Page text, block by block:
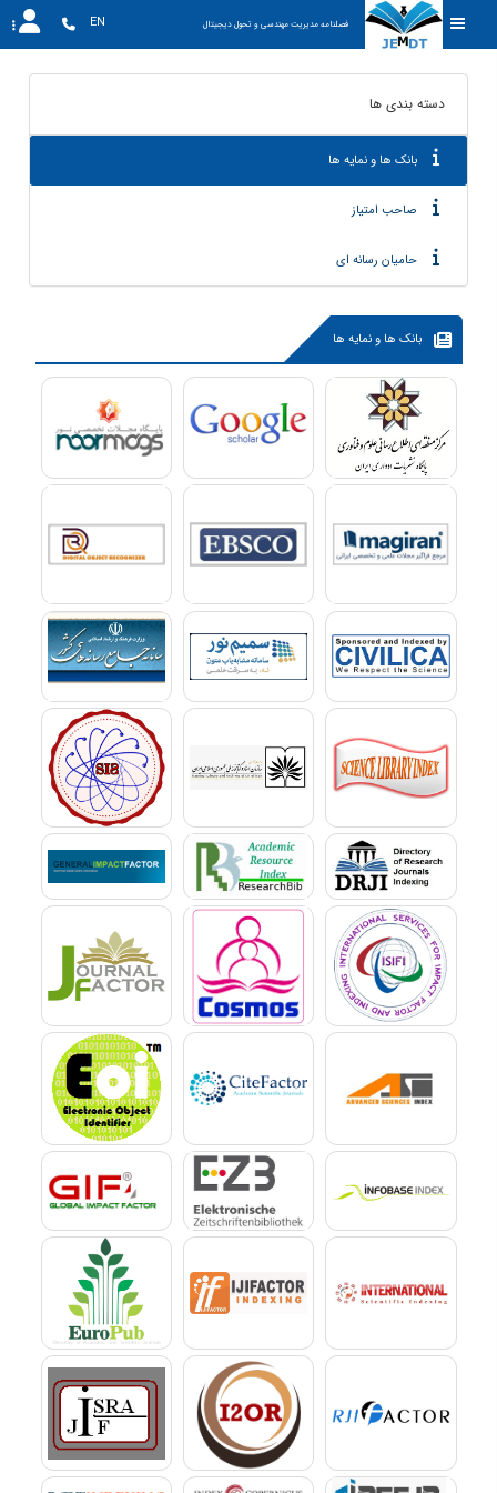
فصلنامه مدیریت مهندسی و تحول دیجیتال EN
دسته بندی ها
بانک ها و نمایه ها
صاحب امتیاز
حامیان رسانه ای
بانک ها و نمایه ها